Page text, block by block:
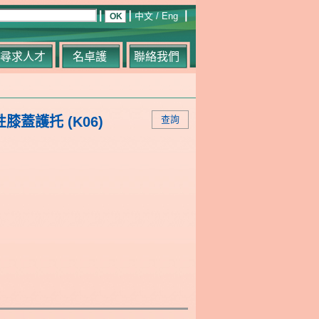
尋求人才 名卓護 聯絡我們
中文 /Eng
查詢
膝蓋護托 (K06)